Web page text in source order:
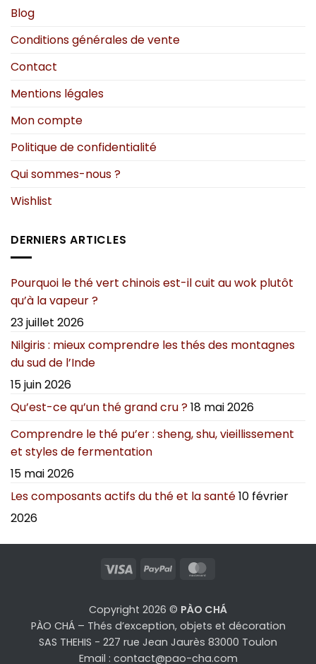
choisies
sur
du
Blog
Conditions générales de vente
Contact
Mentions légales
Mon compte
Politique de confidentialité
Qui sommes-nous ?
Wishlist
DERNIERS ARTICLES
Pourquoi le thé vert chinois est-il cuit au wok plutôt
qu’à la vapeur ?
23 juillet 2026
Nilgiris : mieux comprendre les thés des montagnes
du sud de l’Inde
15 juin 2026
Qu’est-ce qu’un thé grand cru ?18 mai 2026
Comprendre le thé pu’er : sheng, shu, vieillissement
et styles de fermentation
15 mai 2026
Les composants actifs du thé et la santé10 février
2026
Visa PayPal
Copyright 2026 © PÀO CHÁ
PÀO CHÁ – Thés d’exception, objets et décoration
SAS THEHIS - 227 rue Jean Jaurès 83000 Toulon
Email : contact@pao-cha.com